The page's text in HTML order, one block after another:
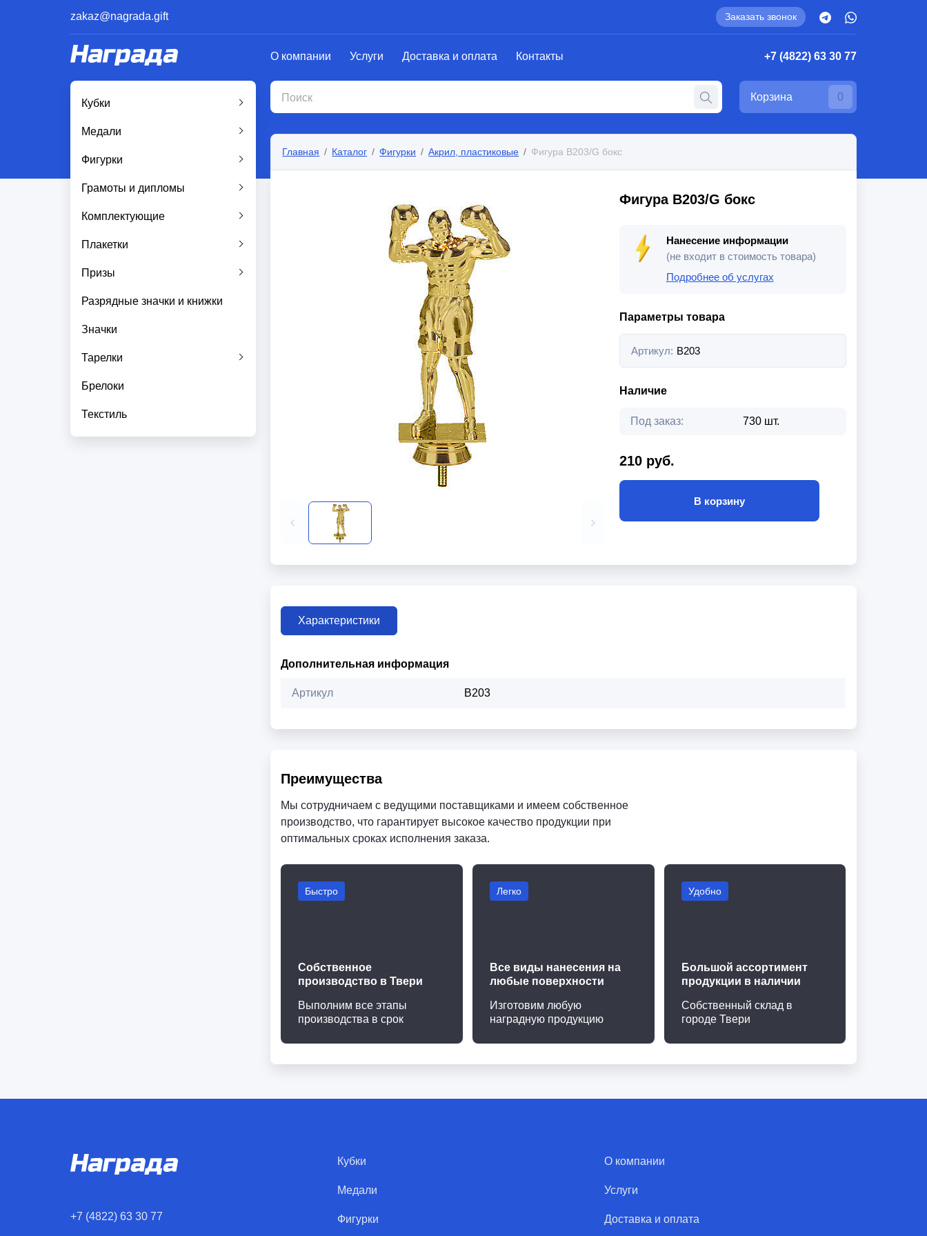
zakaz@nagrada.gift Заказать звонок
О компании Услуги Доставка и оплата Контакты +7 (4822) 63 30 77
Корзина 0
Кубки
Медали
Фигурки
Грамоты и дипломы
Комплектующие
Плакетки
Призы
Разрядные значки и книжки
Значки
Тарелки
Брелоки
Текстиль
Главная Каталог Фигурки Акрил, пластиковые Фигура B203/G бокс
Фигура B203/G бокс
Нанесение информации
(не входит в стоимость товара)
Подробнее об услугах
Параметры товара
Артикул: B203
Наличие
Под заказ: 730 шт.
210 руб.
В корзину
Характеристики
Дополнительная информация
Артикул B203
Преимущества
Мы сотрудничаем с ведущими поставщиками и имеем собственное
производство, что гарантирует высокое качество продукции при
оптимальных сроках исполнения заказа.
Быстро
Собственное
производство в Твери
Выполним все этапы
производства в срок
Легко
Все виды нанесения на
любые поверхности
Изготовим любую
наградную продукцию
Удобно
Большой ассортимент
продукции в наличии
Собственный склад в
городе Твери
+7 (4822) 63 30 77
Кубки
Медали
Фигурки
О компании
Услуги
Доставка и оплата